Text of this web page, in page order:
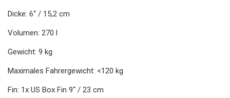
Dicke: 6“ / 15,2 cm
Volumen: 270 l
Gewicht: 9 kg
Maximales Fahrergewicht: <120 kg
Fin: 1x US Box Fin 9“ / 23 cm